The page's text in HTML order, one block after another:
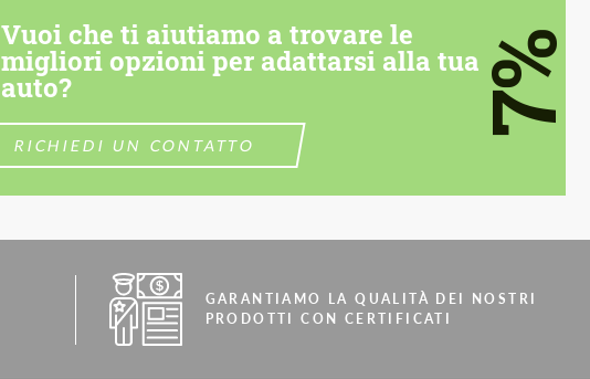
Vuoi che ti aiutiamo a trovare le
migliori opzioni per adattarsi alla tua
auto?
RICHIEDI UN CONTATTO
7%
GARANTIAMO LA QUALITÀ DEI NOSTRI
PRODOTTI CON CERTIFICATI